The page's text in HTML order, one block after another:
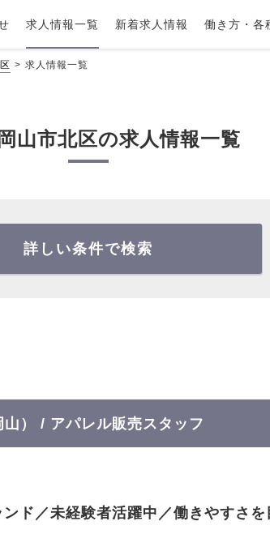
求人情報一覧 新着求人情報 働き方・各
求人情報一覧
山市北区の求人情報一覧
詳しい条件で検索
） / アパレル販売スタッフ
ド／未経験者活躍中／働きやすさ